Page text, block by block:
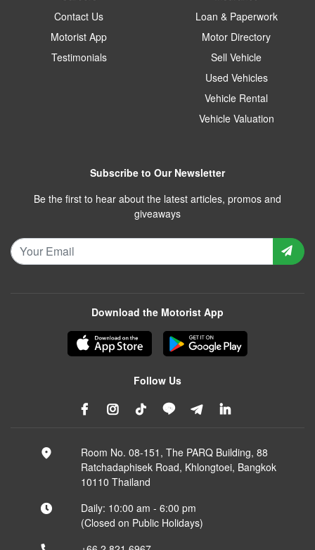
Contact Us
Motorist App
Testimonials
Loan & Paperwork
Motor Directory
Sell Vehicle
Used Vehicles
Vehicle Rental
Vehicle Valuation
Subscribe to Our Newsletter
Be the first to hear about the latest articles, promos and
giveaways
Download the Motorist App
Follow Us
Room No. 08-151, The PARQ Building, 88
Ratchadaphisek Road, Khlongtoei, Bangkok
10110 Thailand
Daily: 10:00 am - 6:00 pm
(Closed on Public Holidays)